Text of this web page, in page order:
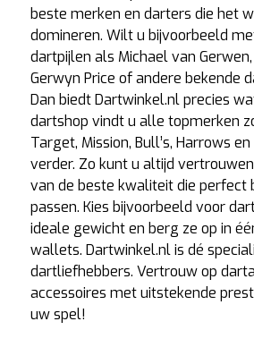
beste merken en darters die het
domineren. Wilt u bijvoorbeeld
dartpijlen als Michael van
Gerwyn Price of andere bekende
Dan biedt Dartwinkel.nl precies
dartshop vindt u alle topmerken
Target, Mission, Bull’s, Harrows
verder. Zo kunt u altijd
van de beste kwaliteit die perfect
passen. Kies bijvoorbeeld voor
ideale gewicht en berg ze op in
wallets. Dartwinkel.nl is dé
dartliefhebbers. Vertrouw op
accessoires met uitstekende
uw spel!